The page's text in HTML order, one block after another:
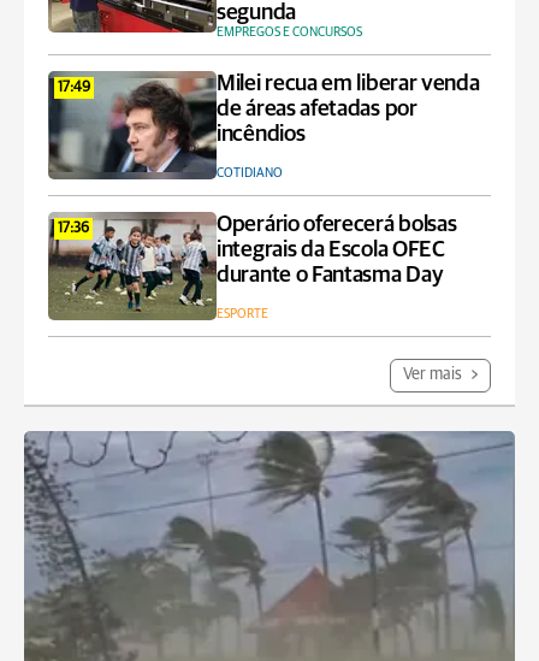
segunda
EMPREGOS E CONCURSOS
17:49
Milei recua em liberar venda
de áreas afetadas por
incêndios
COTIDIANO
17:36
Operário oferecerá bolsas
integrais da Escola OFEC
durante o Fantasma Day
ESPORTE
Ver mais